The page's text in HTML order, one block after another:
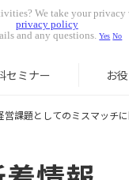
セミナー お
営課題としてのミスマッチ
We take your privacy
privacy policy
and any questions.Yes No